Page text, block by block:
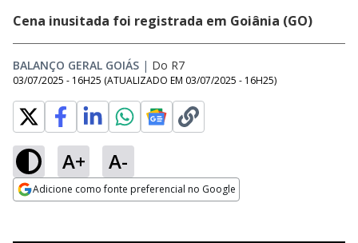
Cena inusitada foi registrada em Goiânia (GO)
BALANÇO GERAL GOIÁS | Do R7
03/07/2025 - 16H25 (ATUALIZADO EM 03/07/2025 - 16H25)
A+ A-
Adicione como fonte preferencial no Google